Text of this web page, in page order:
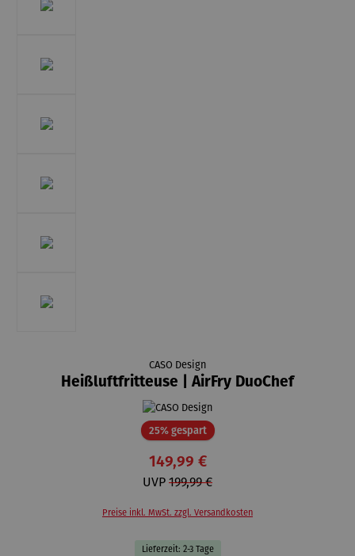
CASO Design
Heißluftfritteuse | AirFry DuoChef
25% gespartRabatt
149,99 €
UVP 199,99 €
Preise inkl. MwSt. zzgl. Versandkosten
Lieferzeit: 2-3 Tage